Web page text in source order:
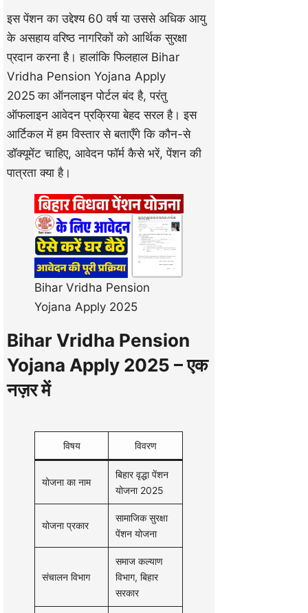
इस पेंशन का उद्देश्य 60 वर्ष या उससे अधिक आयु
के असहाय वरिष्ठ नागरिकों को आर्थिक सुरक्षा
प्रदान करना है। हालांकि फिलहाल Bihar
Vridha Pension Yojana Apply
2025 का ऑनलाइन पोर्टल बंद है, परंतु
ऑफलाइन आवेदन प्रक्रिया बेहद सरल है। इस
आर्टिकल में हम विस्तार से बताएँगे कि कौन-से
डॉक्यूमेंट चाहिए, आवेदन फॉर्म कैसे भरें, पेंशन की
पात्रता क्या है।
Bihar Vridha Pension
Yojana Apply 2025
Bihar Vridha Pension
Yojana Apply 2025 – एक
नज़र में
विषय विवरण
योजना का नाम
बिहार वृद्धा पेंशन
योजना 2025
योजना प्रकार
सामाजिक सुरक्षा
पेंशन योजना
संचालन विभाग
समाज कल्याण
विभाग, बिहार
सरकार